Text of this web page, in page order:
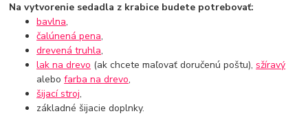
čierna kúpelňová batéria
retro kúpeľne
Nákup tovaru pre firmy bez DPH
Ako znížiť náklady
Ako znížiť náklady na firmu
szco nakup bez dph nakupovanie na firmu bez dph
nákup bez dph v eu ň
Na vytvorenie sedadla z krabice budete potrebovať:
bavlna,
čalúnená pena,
drevená truhla,
lak na drevo (ak chcete maľovať doručenú poštu),sžíravý
alebofarba na drevo,
šijací stroj,
základné šijacie doplnky.